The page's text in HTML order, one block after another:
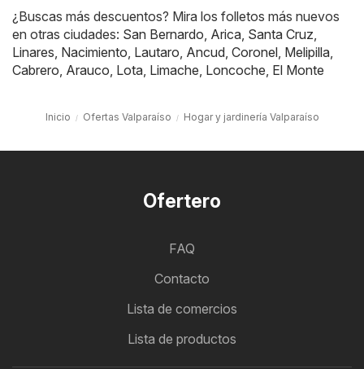
¿Buscas más descuentos? Mira los folletos más nuevos
en otras ciudades: San Bernardo, Arica, Santa Cruz,
Linares, Nacimiento, Lautaro, Ancud, Coronel, Melipilla,
Cabrero, Arauco, Lota, Limache, Loncoche, El Monte
Inicio Ofertas Valparaíso Hogar y jardinería Valparaíso
Ofertero
FAQ
Contacto
Lista de comercios
Lista de productos